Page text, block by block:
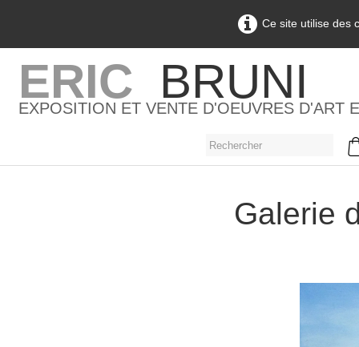
Ce site utilise des
ERIC BRUNI
EXPOSITION ET VENTE D'OEUVRES D'ART
Galerie